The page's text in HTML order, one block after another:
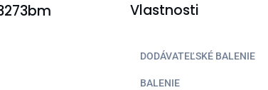
Vlastnosti
DODÁVATEĽSKÉ BALENIE
BALENIE